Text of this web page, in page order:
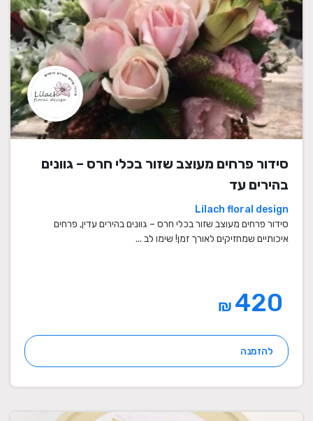
סידור פרחים מעוצב שזור בכלי חרס – גוונים
בהירים עד
Lilach floral design
סידור פרחים מעוצב שזור בכלי חרס – גוונים בהירים עדין, פרחים
איכותיים שמחזיקים לאורך זמן! שימו לב ...
₪
להזמנה